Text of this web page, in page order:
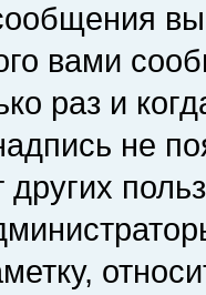
вами
раз и
не